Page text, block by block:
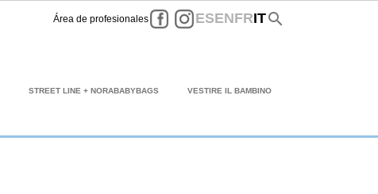
Área de profesionales FacebookInstagram
ESENFRITsearch
STREET LINE + NORABABYBAGS VESTIRE IL BAMBINO